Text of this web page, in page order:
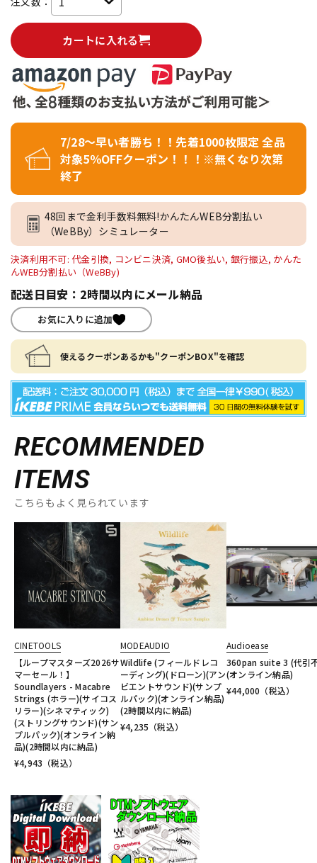
カートに入れる
7/28～早い者勝ち！！先着1000枚限定 全品
対象5％OFFクーポン！！！※無くなり次第
終了
48回まで金利手数料無料!かんたんWEB分割払い
（WeBBy）シミュレーター
決済利用不可: 代金引換, コンビニ決済, GMO後払い, 銀行振込, かんた
んWEB分割払い（WeBBy)
配送日目安：2時間以内にメール納品
お気に入りに追加
使えるクーポンあるかも"クーポンBOX"を確認
RECOMMENDED
ITEMS
こちらもよく見られています
CINETOOLS
【ループマスターズ2026サ
マーセール！】
Soundlayers - Macabre
Strings (ホラー)(サイコス
リラー)(シネマティック)
(ストリングサウンド)(サン
プルパック)(オンライン納
品)(2時間以内に納品)
¥4,943 （税込）
MODEAUDIO
Wildlife (フィールドレコ
ーディング)(ドローン)(アン
ビエントサウンド)(サンプ
ルパック)(オンライン納品)
(2時間以内に納品)
¥4,235 （税込）
Audioease
360pan suite 3 (代引
(オンライン納品)
¥44,000 （税込）